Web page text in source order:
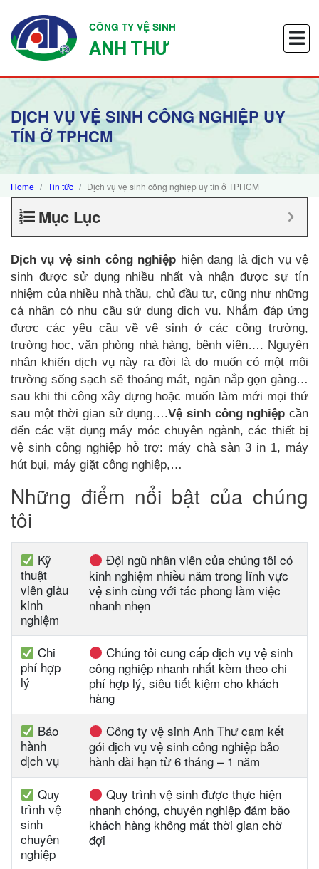
CÔNG TY VỆ SINH
ANH THƯ
DỊCH VỤ VỆ SINH CÔNG NGHIỆP UY
TÍN Ở TPHCM
Home Tin tức Dịch vụ vệ sinh công nghiệp uy tín ở TPHCM
Mục Lục
Dịch vụ vệ sinh công nghiệp hiện đang là dịch vụ vệ
sinh được sử dụng nhiều nhất và nhận được sự tín
nhiệm của nhiều nhà thầu, chủ đầu tư, cũng như những
cá nhân có nhu cầu sử dụng dịch vụ. Nhắm đáp ứng
được các yêu cầu về vệ sinh ở các công trường,
trường học, văn phòng nhà hàng, bệnh viện…. Nguyên
nhân khiến dịch vụ này ra đời là do muốn có một môi
trường sống sạch sẽ thoáng mát, ngăn nắp gọn gàng…
sau khi thi công xây dựng hoặc muốn làm mới mọi thứ
sau một thời gian sử dụng….Vệ sinh công nghiệp cần
đến các vặt dụng máy móc chuyên ngành, các thiết bị
vệ sinh công nghiệp hỗ trợ: máy chà sàn 3 in 1, máy
hút bụi, máy giặt công nghiệp,…
Những điểm nổi bật của chúng
tôi
Kỹ
thuật
viên giàu
kinh
nghiệm
Đội ngũ nhân viên của chúng tôi có
kinh nghiệm nhiều năm trong lĩnh vực
vệ sinh cùng với tác phong làm việc
nhanh nhẹn
Chi
phí hợp
lý
Chúng tôi cung cấp dịch vụ vệ sinh
công nghiệp nhanh nhất kèm theo chi
phí hợp lý, siêu tiết kiệm cho khách
hàng
Bảo
hành
dịch vụ
Công ty vệ sinh Anh Thư cam kết
gói dịch vụ vệ sinh công nghiệp bảo
hành dài hạn từ 6 tháng – 1 năm
Quy
trình vệ
sinh
chuyên
nghiệp
Quy trình vệ sinh được thực hiện
nhanh chóng, chuyên nghiệp đảm bảo
khách hàng không mất thời gian chờ
đợi